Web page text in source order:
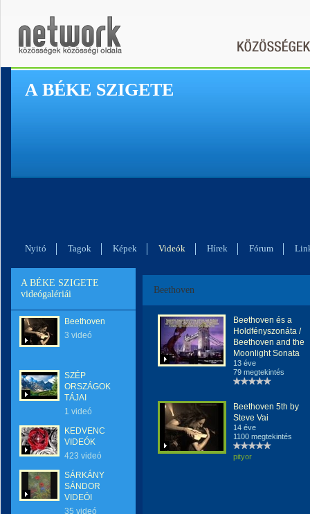
A BÉKE SZIGETE
Nyitó Tagok Képek Videók Hírek Fórum
A BÉKE SZIGETE
videógalériái
Beethoven
3 videó
SZÉP
ORSZÁGOK
TÁJAI
1 videó
KEDVENC
VIDEÓK
423 videó
SÁRKÁNY
SÁNDOR
VIDEÓI
35 videó
Beethoven
Beethoven és a
Holdfényszonáta /
Beethoven and the
Moonlight Sonata
13 éve
79 megtekintés
Beethoven 5th by
Steve Vai
14 éve
1100 megtekintés
pityor